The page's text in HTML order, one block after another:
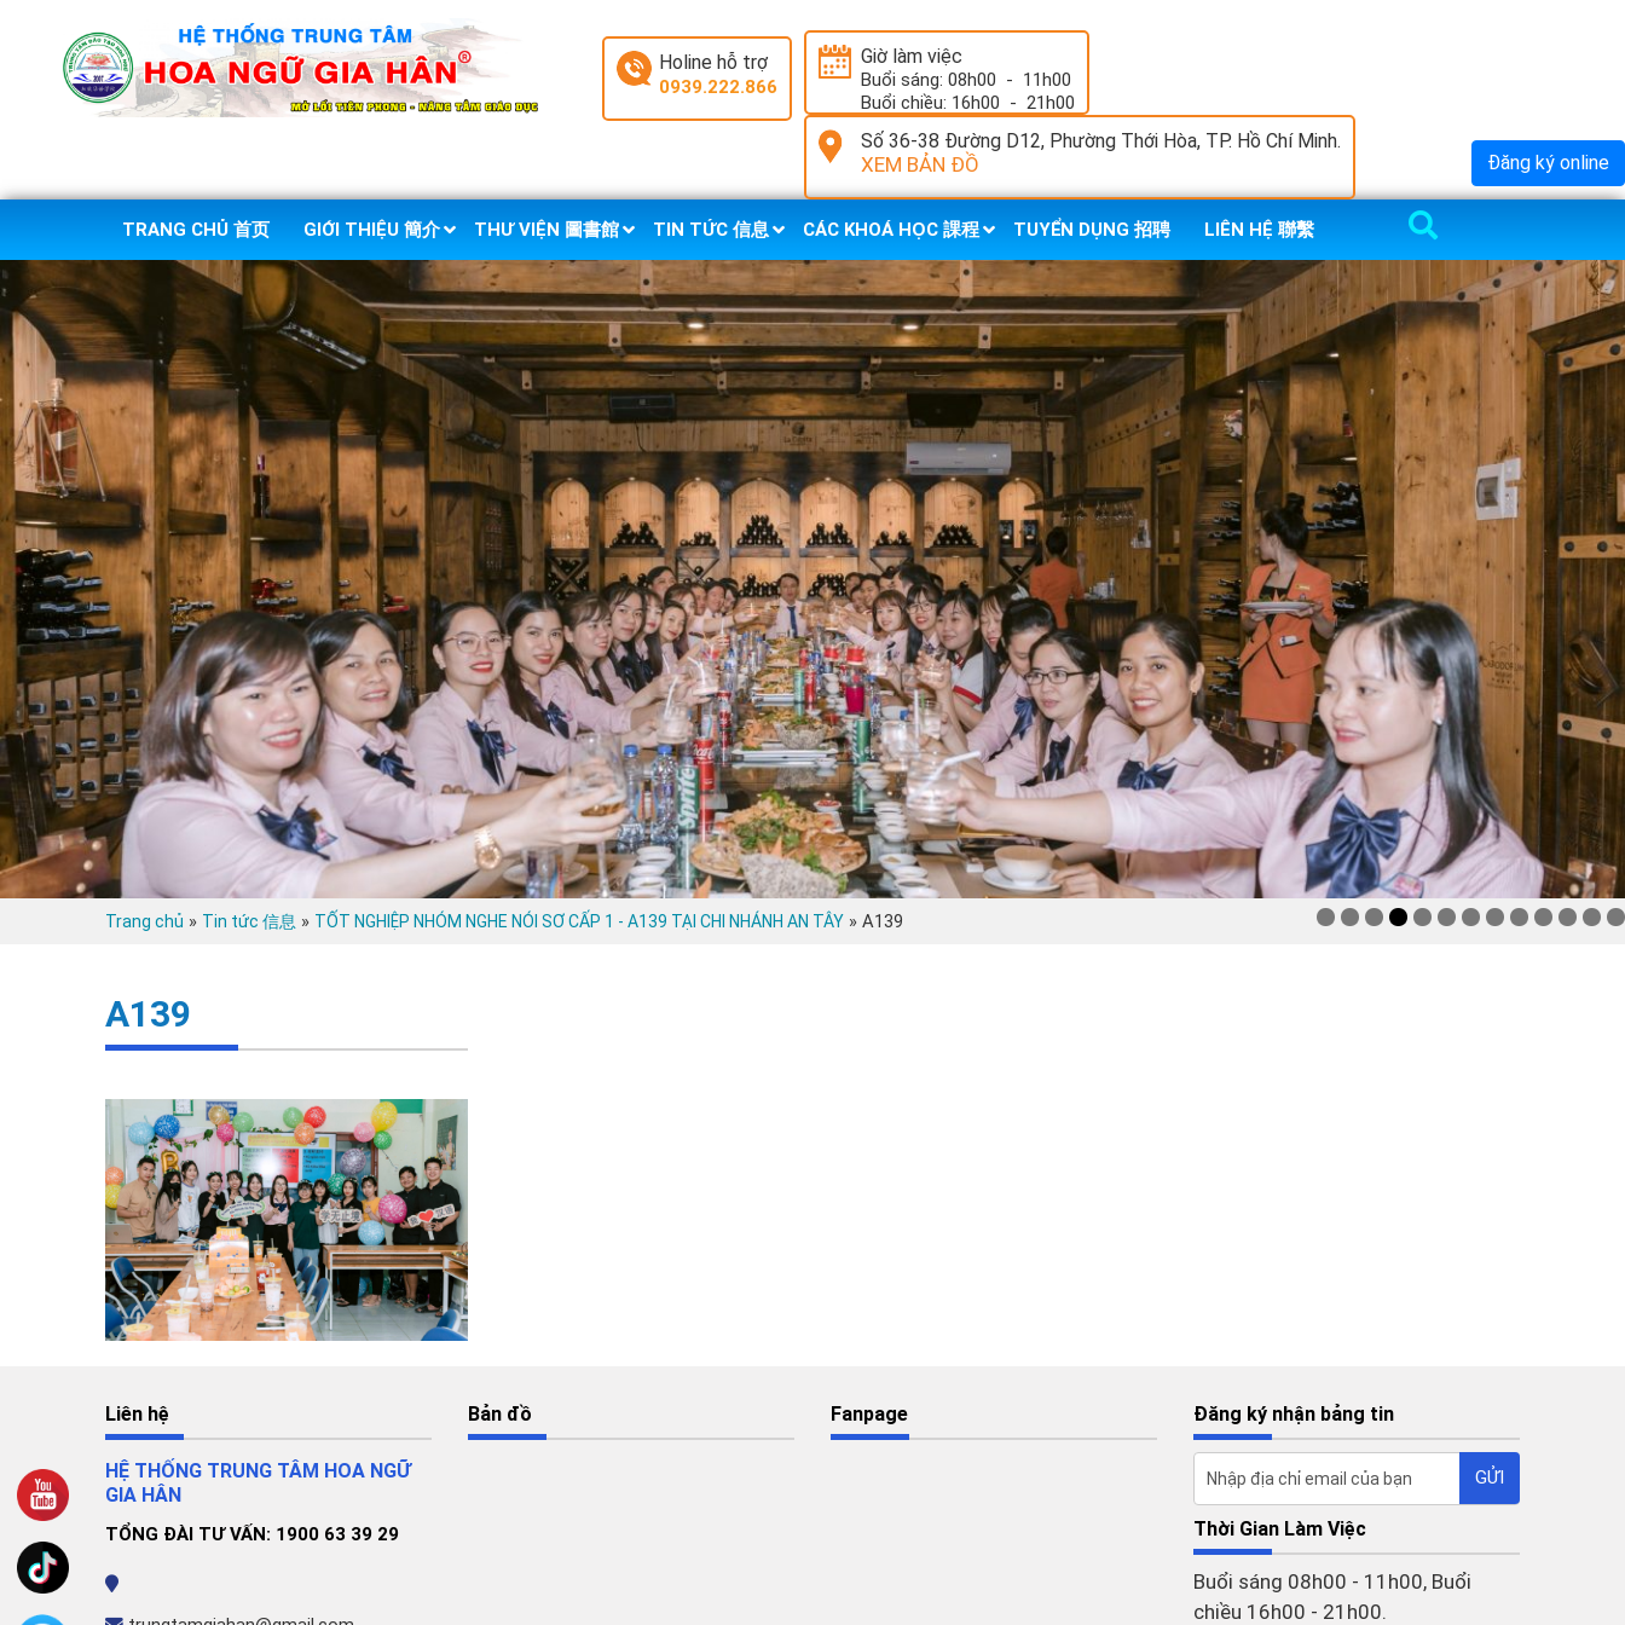
Holine hỗ trợ
0939.222.866
Giờ làm việc
Buổi sáng: 08h00 - 11h00
Buổi chiều: 16h00 - 21h00
Số 36-38 Đường D12, Phường Thới Hòa, TP. Hồ Chí Minh.
XEM BẢN ĐỒ
TRANG CHỦ 首页 GIỚI THIỆU 簡介 THƯ VIỆN 圖書館 TIN TỨC 信息 CÁC KHOÁ HỌC 課程 TUYỂN DỤNG 招聘 LIÊN HỆ 聯繫
Trang chủ » Tin tức 信息 » TỐT NGHIỆP NHÓM NGHE NÓI SƠ CẤP 1 - A139 TẠI CHI NHÁNH AN TÂY » A139
A139
Liên hệ
HỆ THỐNG TRUNG TÂM HOA NGỮ
GIA HÂN
TỔNG ĐÀI TƯ VẤN: 1900 63 39 29
Bản đồ Fanpage Đăng ký nhận bảng tin
Thời Gian Làm Việc
Buổi sáng 08h00 - 11h00, Buổi
chiều 16h00 - 21h00.
Đăng ký online